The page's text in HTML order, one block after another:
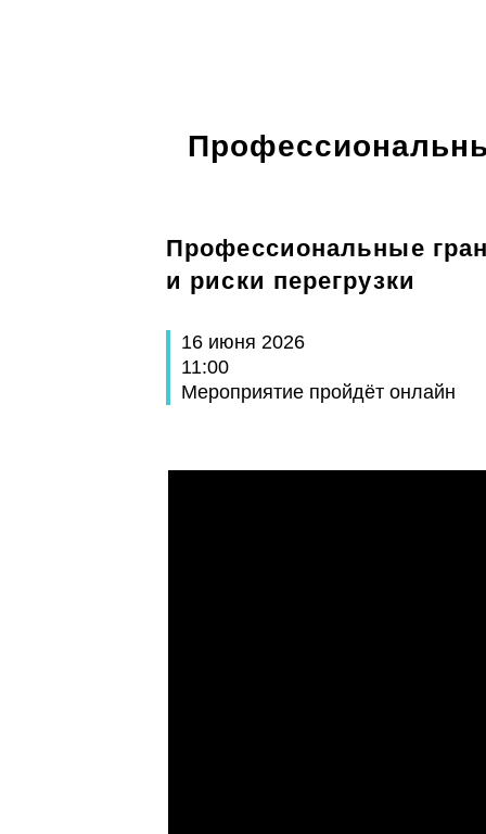
Профессиональные
и риски перегрузки
16 июня 2026
11:00
Мероприятие пройдёт онлайн